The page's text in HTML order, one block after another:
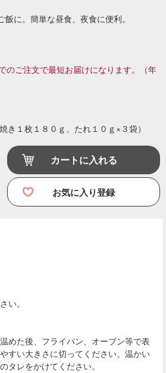
に。簡単な昼食、夜食に便利。
ご注文で最短お届けになります。
（年
き１枚１８０ｇ、たれ１０ｇ×３袋）
カートに入れる
お気に入り登録
い。
めた後、フライパン、オーブン等で表
すい大きさに切ってください。温かい
タレをかけてください。